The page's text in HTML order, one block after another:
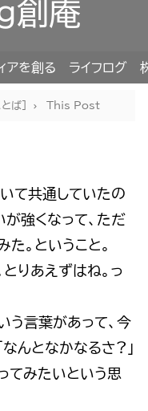
庵
アを創る ライフログ
ば] This Post
て共通していたの
が強くなって、ただ
た。ということ。
とりあえずはね。っ
いう言葉があって、今
んとなかなるさ?」
てみたいという思